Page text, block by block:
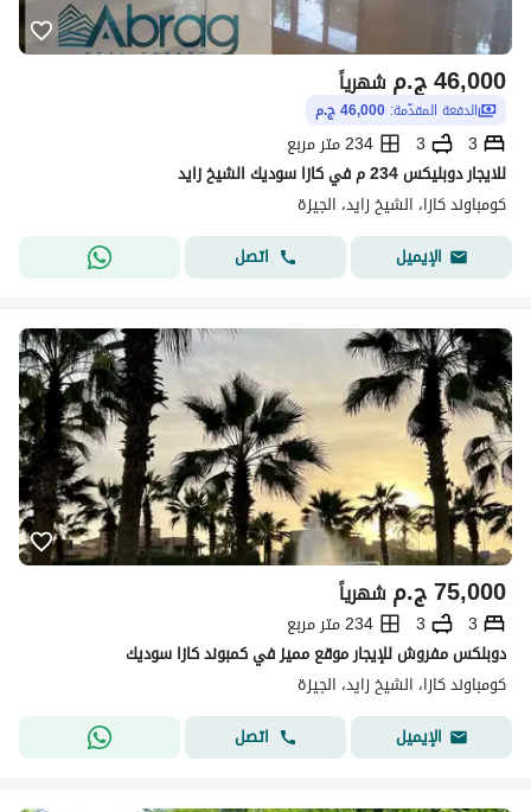
ج.م46,000 شهرياً
الدفعة المقدّمة: 46,000 ج.م
3
3
234 متر مربع
للايجار دوبليكس 234 م في كازا سوديك الشيخ زايد
كومباوند كازا، الشيخ زايد، الجيزة
الإيميل
اتصل
ج.م75,000 شهرياً
3
3
234 متر مربع
دوبلكس مفروش للإيجار موقع مميز في كمبوند كازا سوديك
كومباوند كازا، الشيخ زايد، الجيزة
الإيميل
اتصل